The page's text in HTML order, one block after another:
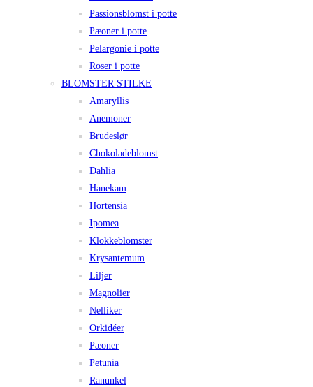
Passionsblomst i potte
Pæoner i potte
Pelargonie i potte
Roser i potte
BLOMSTER STILKE
Amaryllis
Anemoner
Brudeslør
Chokoladeblomst
Dahlia
Hanekam
Hortensia
Ipomea
Klokkeblomster
Krysantemum
Liljer
Magnolier
Nelliker
Orkidéer
Pæoner
Petunia
Ranunkel